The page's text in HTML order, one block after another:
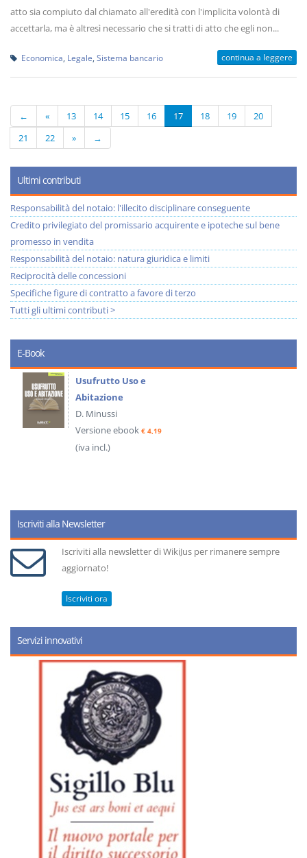
atto sia compiuto dal chiamato all'eredità con l'implicita volontà di
accettarla, ma è altresì necessario che si tratti di atto che egli non...
Economica Legale Sistema bancario continua a leggere
← « 13 14 15 16 17 18 19
20
21
22 » →
Ultimi contributi
Responsabilità del notaio: l'illecito disciplinare conseguente
Credito privilegiato del promissario acquirente e ipoteche sul bene
promesso in vendita
Responsabilità del notaio: natura giuridica e limiti
Reciprocità delle concessioni
Specifiche figure di contratto a favore di terzo
Tutti gli ultimi contributi >
E-Book
Usufrutto Uso e
Abitazione
D. Minussi
Versione ebook € 4,19
(iva incl.)
Iscriviti alla Newsletter
Iscriviti alla newsletter di WikiJus per rimanere sempre
aggiornato!
Iscriviti ora
Servizi innovativi